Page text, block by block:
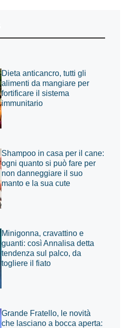
Dieta anticancro, tutti gli
alimenti da mangiare per
fortificare il sistema
immunitario
Shampoo in casa per il cane:
ogni quanto si può fare per
non danneggiare il suo
manto e la sua cute
Minigonna, cravattino e
guanti: così Annalisa detta
tendenza sul palco, da
togliere il fiato
Grande Fratello, le novità
che lasciano a bocca aperta: